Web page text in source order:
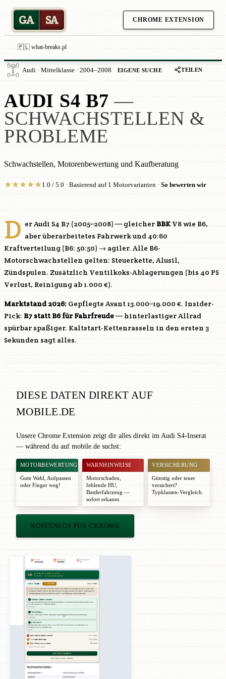
GA SA CHROME EXTENSION
🇵🇱 what-breaks.pl
Audi · Mittelklasse · 2004–2008 EIGENE SUCHE TEILEN
AUDI S4 B7 —
SCHWACHSTELLEN &
PROBLEME
Schwachstellen, Motorenbewertung und Kaufberatung
★★★★★1.0 / 5.0 · Basierend auf 1 Motorvarianten · So bewerten wir
D er Audi S4 B7 (2005–2008) — gleicher BBK V8 wie B6,
aber überarbeitetes Fahrwerk und 40:60
Kraftverteilung (B6: 50:50) → agiler. Alle B6-
Motorschwachstellen gelten: Steuerkette, Alusil,
Zündspulen. Zusätzlich Ventilkoks-Ablagerungen (bis 40 PS
Verlust, Reinigung ab 1.000 €).
Marktstand 2026: Gepflegte Avant 13.000–19.000 €. Insider-
Pick: B7 statt B6 für Fahrfreude— hinterlastiger Allrad
spürbar spaßiger. Kaltstart-Kettenrasseln in den ersten 3
Sekunden sagt alles.
DIESE DATEN DIREKT AUF
MOBILE.DE
Unsere Chrome Extension zeigt dir alles direkt im Audi S4-Inserat
— während du auf mobile.de suchst:
MOTORBEWERTUNG
Gute Wahl
Aufpassen
oder Finger weg!
WARNHINWEISE
Motorschaden,
fehlende HU,
Bastlerfahrzeug —
sofort erkannt.
VERSICHERUNG
Günstig oder teuer
versichert?
Typklassen-Vergleich.
KOSTENLOS FÜR CHROME